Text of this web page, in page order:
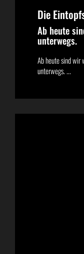
Die
Ab heute
unterwegs.
Ab heute sind wir
unterwegs. ...